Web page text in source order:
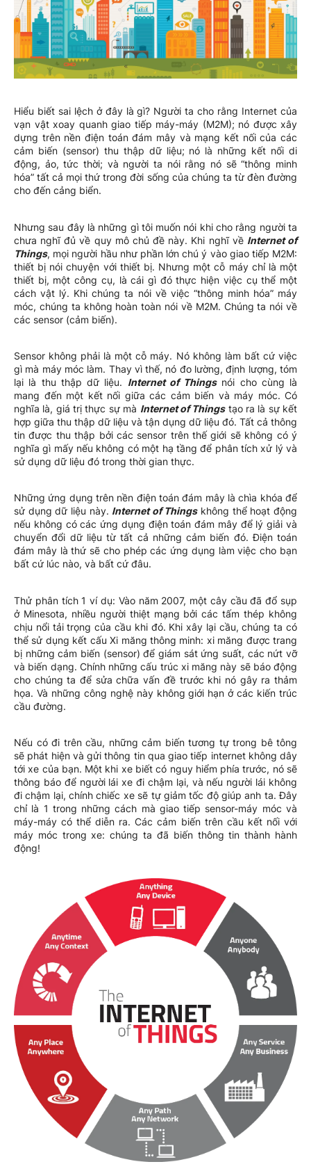
Hiểu biết sai lệch ở đây là gì? Người ta cho rằng Internet của
vạn vật xoay quanh giao tiếp máy-máy (M2M); nó được xây
dựng trên nền điện toán đám mây và mạng kết nối của các
cảm biến (sensor) thu thập dữ liệu; nó là những kết nối di
động, ảo, tức thời; và người ta nói rằng nó sẽ “thông minh
hóa” tất cả mọi thứ trong đời sống của chúng ta từ đèn đường
cho đến cảng biển.
Nhưng sau đây là những gì tôi muốn nói khi cho rằng người ta
chưa nghĩ đủ về quy mô chủ đề này. Khi nghĩ về Internet of
Things, mọi người hầu như phần lớn chú ý vào giao tiếp M2M:
thiết bị nói chuyện với thiết bị. Nhưng một cỗ máy chỉ là một
thiết bị, một công cụ, là cái gì đó thực hiện việc cụ thể một
cách vật lý. Khi chúng ta nói về việc “thông minh hóa” máy
móc, chúng ta không hoàn toàn nói về M2M. Chúng ta nói về
các sensor (cảm biến).
Sensor không phải là một cỗ máy. Nó không làm bất cứ việc
gì mà máy móc làm. Thay vì thế, nó đo lường, định lượng, tóm
lại là thu thập dữ liệu. Internet of Thingsnói cho cùng là
mang đến một kết nối giữa các cảm biến và máy móc. Có
nghĩa là, giá trị thực sự mà Internet of Thingstạo ra là sự kết
hợp giữa thu thập dữ liệu và tận dụng dữ liệu đó. Tất cả thông
tin được thu thập bởi các sensor trên thế giới sẽ không có ý
nghĩa gì mấy nếu không có một hạ tầng để phân tích xử lý và
sử dụng dữ liệu đó trong thời gian thực.
Những ứng dụng trên nền điện toán đám mây là chìa khóa để
sử dụng dữ liệu này. Internet of Thingskhông thể hoạt động
nếu không có các ứng dụng điện toán đám mây để lý giải và
chuyển đổi dữ liệu từ tất cả những cảm biến đó. Điện toán
đám mây là thứ sẽ cho phép các ứng dụng làm việc cho bạn
bất cứ lúc nào, và bất cứ đâu.
Thử phân tích 1 ví dụ: Vào năm 2007, một cây cầu đã đổ sụp
ở Minesota, nhiều người thiệt mạng bởi các tấm thép không
chịu nổi tải trọng của cầu khi đó. Khi xây lại cầu, chúng ta có
thể sử dụng kết cấu Xi măng thông minh: xi măng được trang
bị những cảm biến (sensor) để giám sát ứng suất, các nứt vỡ
và biến dạng. Chính những cấu trúc xi măng này sẽ báo động
cho chúng ta để sửa chữa vấn đề trước khi nó gây ra thảm
họa. Và những công nghệ này không giới hạn ở các kiến trúc
cầu đường.
Nếu có đi trên cầu, những cảm biến tương tự trong bê tông
sẽ phát hiện và gửi thông tin qua giao tiếp internet không dây
tới xe của bạn. Một khi xe biết có nguy hiểm phía trước, nó sẽ
thông báo để người lái xe đi chậm lại, và nếu người lái không
đi chậm lại, chính chiếc xe sẽ tự giảm tốc độ giúp anh ta. Đây
chỉ là 1 trong những cách mà giao tiếp sensor-máy móc và
máy-máy có thể diễn ra. Các cảm biến trên cầu kết nối với
máy móc trong xe: chúng ta đã biến thông tin thành hành
động!